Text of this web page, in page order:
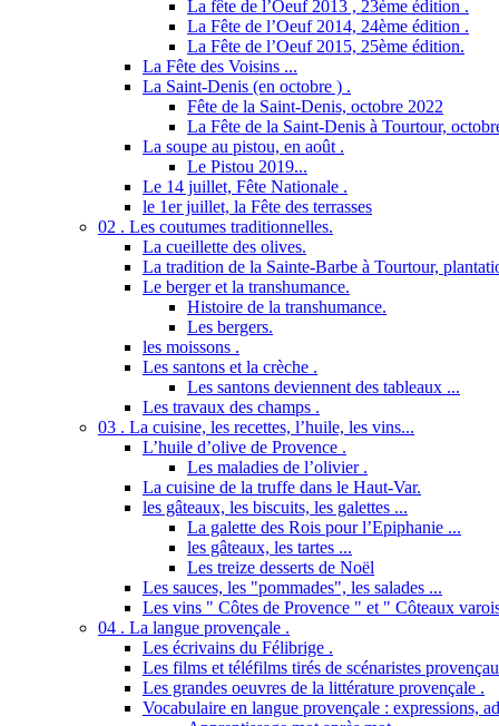
La fête de l’Oeuf 2013 , 23ème édition .
La Fête de l’Oeuf 2014, 24ème édition .
La Fête de l’Oeuf 2015, 25ème édition.
La Fête des Voisins ...
La Saint-Denis (en octobre ) .
Fête de la Saint-Denis, octobre 2022
La Fête de la Saint-Denis à Tourtour,
La soupe au pistou, en août .
Le Pistou 2019...
Le 14 juillet, Fête Nationale .
le 1er juillet, la Fête des terrasses
02 . Les coutumes traditionnelles.
La cueillette des olives.
La tradition de la Sainte-Barbe à Tourtour,
Le berger et la transhumance.
Histoire de la transhumance.
Les bergers.
les moissons .
Les santons et la crèche .
Les santons deviennent des tableaux ...
Les travaux des champs .
03 . La cuisine, les recettes, l’huile, les vins...
L’huile d’olive de Provence .
Les maladies de l’olivier .
La cuisine de la truffe dans le Haut-Var.
les gâteaux, les biscuits, les galettes ...
La galette des Rois pour l’Epiphanie ...
les gâteaux, les tartes ...
Les treize desserts de Noël
Les sauces, les "pommades", les salades ...
Les vins " Côtes de Provence " et " Côteaux
04 . La langue provençale .
Les écrivains du Félibrige .
Les films et téléfilms tirés de scénaristes
Les grandes oeuvres de la littérature provençale .
Vocabulaire en langue provençale : expressions,